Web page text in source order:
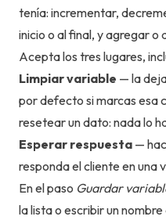
tenía: incrementar,
inicio o al final, y agregar o
Acepta los tres lugares,
Limpiar variable — la
por defecto si marcas esa
resetear un dato: nada lo
Esperar respuesta —
responda el cliente en una
En el paso Guardar
la lista o escribir un